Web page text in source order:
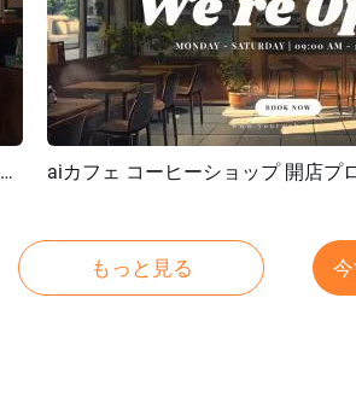
ai-コーヒーショップ-カフェ-プロモーション広告-リラックスできる音楽プレイリスト-YouTube-イントロ プレビュー AI再
もっと見る